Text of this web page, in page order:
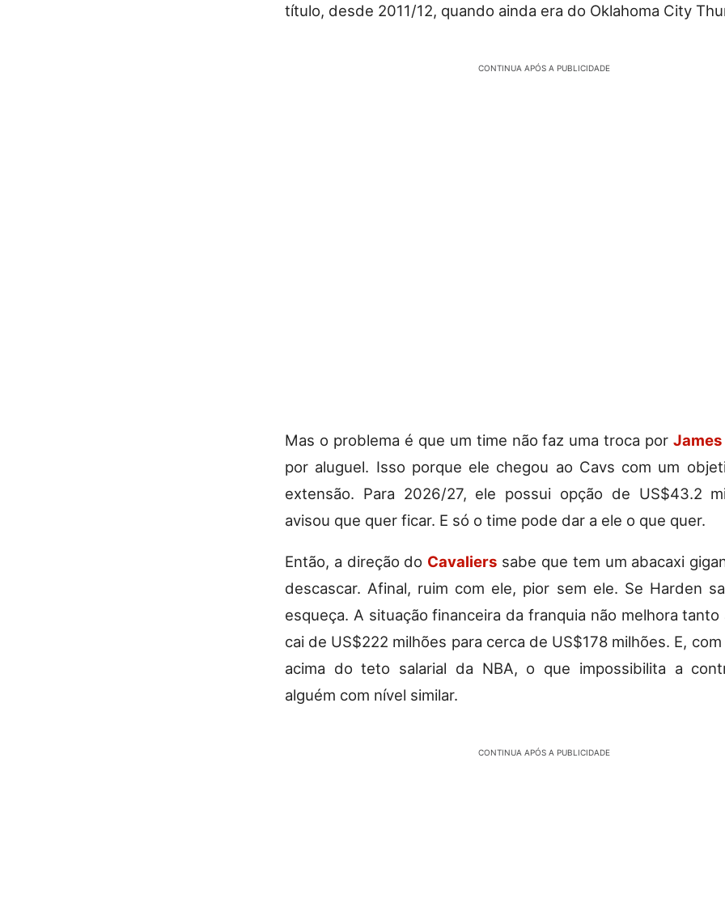
título, desde 2011/12, quando ainda era do Oklahoma City
CONTINUA APÓS A PUBLICIDADE
Mas o problema é que um time não faz uma troca por
por aluguel. Isso porque ele chegou ao Cavs com um
extensão. Para 2026/27, ele possui opção de US$43.2
avisou que quer ficar. E só o time pode dar a ele o que quer.
Então, a direção do Cavaliers sabe que tem um abacaxi
descascar. Afinal, ruim com ele, pior sem ele. Se Harden
esqueça. A situação financeira da franquia não melhora tanto
cai de US$222 milhões para cerca de US$178 milhões. E,
acima do teto salarial da NBA, o que impossibilita a
alguém com nível similar.
CONTINUA APÓS A PUBLICIDADE